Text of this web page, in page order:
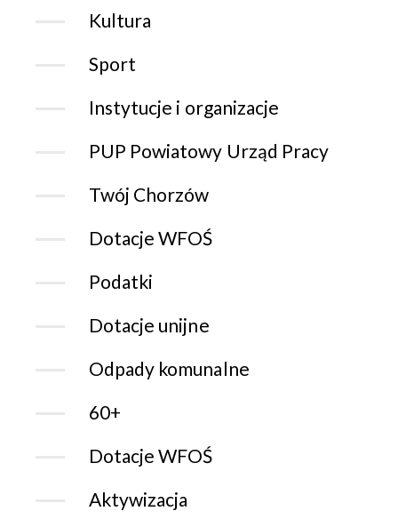
Kultura
Sport
Instytucje i organizacje
PUP Powiatowy Urząd Pracy
Twój Chorzów
Dotacje WFOŚ
Podatki
Dotacje unijne
Odpady komunalne
60+
Dotacje WFOŚ
Aktywizacja